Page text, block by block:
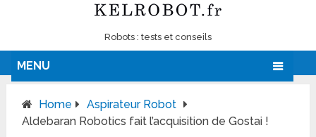
Robots : tests et conseils
MENU
Home
Aspirateur Robot
Aldebaran Robotics fait l’acquisition de Gostai !